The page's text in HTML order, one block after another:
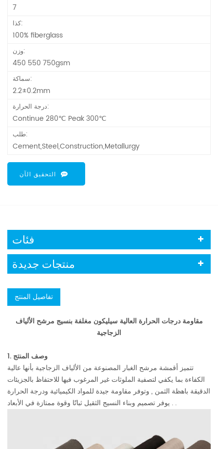
7
كذا:
100% fiberglass
وزن:
450 550 750gsm
سماكة:
2.2±0.2mm
درجة الحرارة:
Continue 280℃ Peak 300℃
طلب:
Cement,Steel,Construction,Metallurgy
التحقيق الآن
فئات
منتجات جديدة
تفاصيل المنتج
مقاومة درجات الحرارة العالية سيليكون مغلفة بنسيج مرشح الألياف
الزجاجية
1. وصف المنتج
تتميز أقمشة مرشح الغبار المصنوعة من الألياف الزجاجية بأنها عالية
الكفاءة بما يكفي لتصفية الملوثات غير المرغوب فيها للاحتفاظ بالجزيئات
الدقيقة باهظة الثمن , وتوفر مقاومة جيدة للمواد الكيميائية ودرجة الحرارة
. يوفر تصميم وبناء النسيج الثقيل ثباتًا وقوة ممتازة في الأبعاد .